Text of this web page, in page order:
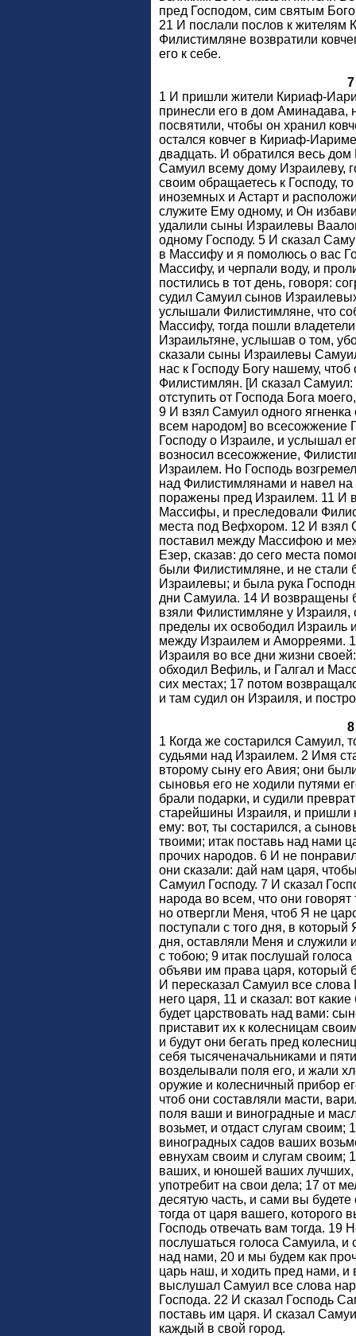
пред Господом, сим святым
21 И послали послов к жителям
Филистимляне возвратили
его к себе.
7
1 И пришли жители Кириаф-
принесли его в дом Аминадава,
посвятили, чтобы он хранил
остался ковчег в Кириаф-
двадцать. И обратился весь дом
Самуил всему дому Израилеву,
своим обращаетесь к Господу,
иноземных и Астарт и
служите Ему одному, и Он
удалили сыны Израилевы
одному Господу. 5 И сказал
в Массифу и я помолюсь о вас
Массифу, и черпали воду, и
постились в тот день, говоря:
судил Самуил сынов
услышали Филистимляне, что
Массифу, тогда пошли
Израильтяне, услышав о том,
сказали сыны Израилевы
нас к Господу Богу нашему, чтоб
Филистимлян. [И сказал Самуил:
отступить от Господа Бога
9 И взял Самуил одного ягненка
всем народом] во всесожжение
Господу о Израиле, и услышал
возносил всесожжение,
Израилем. Но Господь
над Филистимлянами и навел
поражены пред Израилем. 11 И
Массифы, и преследовали
места под Вефхором. 12 И взял
поставил между Массифою и
Езер, сказав: до сего места
были Филистимляне, и не стали
Израилевы; и была рука
дни Самуила. 14 И возвращены
взяли Филистимляне у Израиля,
пределы их освободил Израиль
между Израилем и Аморреями.
Израиля во все дни жизни
обходил Вефиль, и Галгал и
сих местах; 17 потом
и там судил он Израиля, и
8
1 Когда же состарился Самуил,
судьями над Израилем. 2 Имя
второму сыну его Авия; они
сыновья его не ходили путями
брали подарки, и судили
старейшины Израиля, и пришли
ему: вот, ты состарился, а
твоими; итак поставь над нами
прочих народов. 6 И не
они сказали: дай нам царя,
Самуил Господу. 7 И сказал
народа во всем, что они
но отвергли Меня, чтоб Я не
поступали с того дня, в
дня, оставляли Меня и служили
с тобою; 9 итак послушай
объяви им права царя, который
И пересказал Самуил все
него царя, 11 и сказал: вот
будет царствовать над вами:
приставит их к колесницам
и будут они бегать пред
себя тысяченачальниками и
возделывали поля его, и жали
оружие и колесничный прибор
чтоб они составляли масти,
поля ваши и виноградные и
возьмет, и отдаст слугам своим;
виноградных садов ваших
евнухам своим и слугам своим;
ваших, и юношей ваших лучших,
употребит на свои дела; 17 от
десятую часть, и сами вы
тогда от царя вашего, которого
Господь отвечать вам тогда. 19
послушаться голоса Самуила, и
над нами, 20 и мы будем как
царь наш, и ходить пред нами,
выслушал Самуил все слова
Господа. 22 И сказал Господь
поставь им царя. И сказал
каждый в свой город.